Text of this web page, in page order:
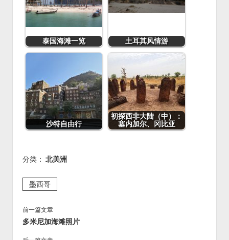
泰国海滩一览 土耳其风情游
沙特自由行
初探西非大陆（中）：
塞内加尔、冈比亚
分类： 北美洲
墨西哥
前一篇文章
多米尼加海滩照片